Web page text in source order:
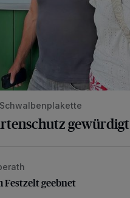
gewürdigt
geebnet
geebnet